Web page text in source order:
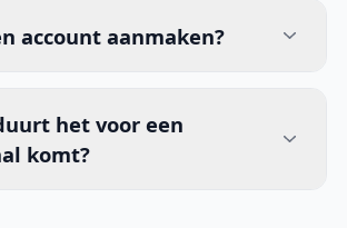
account aanmaken?
het voor een
komt?